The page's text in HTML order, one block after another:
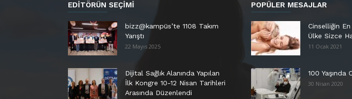
EDITÖRÜN SEÇIMI
bizz@kampüs’te 1108 Takım
Yarıştı
22 Mayıs 2025
Dijital Sağlık Alanında Yapılan
İlk Kongre 10-12 Nisan Tarihleri
Arasında Düzenlendi
POPÜLER MESAJLAR
Cinselliğin En
Ülke Sizce
11 Ocak 2021
100 Yaşında
30 Nisan 2020